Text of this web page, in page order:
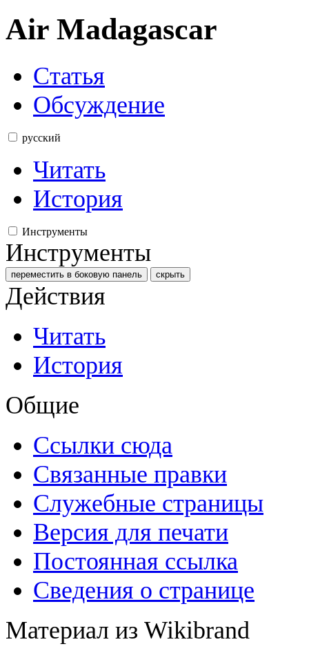
Air Madagascar
Статья
Обсуждение
русский
Читать
История
Инструменты
Инструменты
переместить в боковую панель скрыть
Действия
Читать
История
Общие
Ссылки сюда
Связанные правки
Служебные страницы
Версия для печати
Постоянная ссылка
Сведения о странице
Материал из Wikibrand